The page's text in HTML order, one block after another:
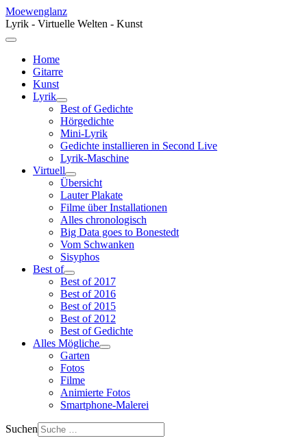
Moewenglanz
Lyrik - Virtuelle Welten - Kunst
Home
Gitarre
Kunst
Lyrik
Best of Gedichte
Hörgedichte
Mini-Lyrik
Gedichte installieren in Second Live
Lyrik-Maschine
Virtuell
Übersicht
Lauter Plakate
Filme über Installationen
Alles chronologisch
Big Data goes to Bonestedt
Vom Schwanken
Sisyphos
Best of
Best of 2017
Best of 2016
Best of 2015
Best of 2012
Best of Gedichte
Alles Mögliche
Garten
Fotos
Filme
Animierte Fotos
Smartphone-Malerei
Suchen